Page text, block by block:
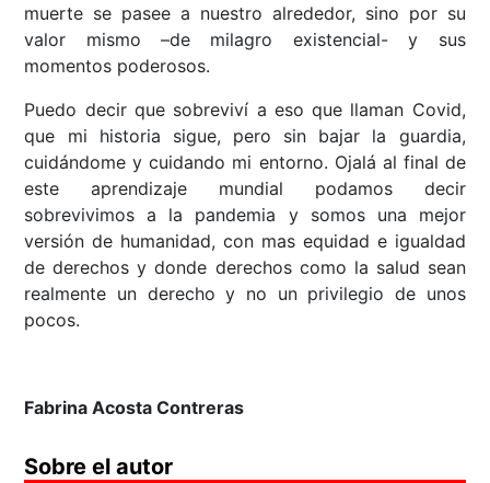
muerte se pasee a nuestro alrededor, sino por su
valor mismo –de milagro existencial- y sus
momentos poderosos.
Puedo decir que sobreviví a eso que llaman Covid,
que mi historia sigue, pero sin bajar la guardia,
cuidándome y cuidando mi entorno. Ojalá al final de
este aprendizaje mundial podamos decir
sobrevivimos a la pandemia y somos una mejor
versión de humanidad, con mas equidad e igualdad
de derechos y donde derechos como la salud sean
realmente un derecho y no un privilegio de unos
pocos.
Fabrina Acosta Contreras
Sobre el autor